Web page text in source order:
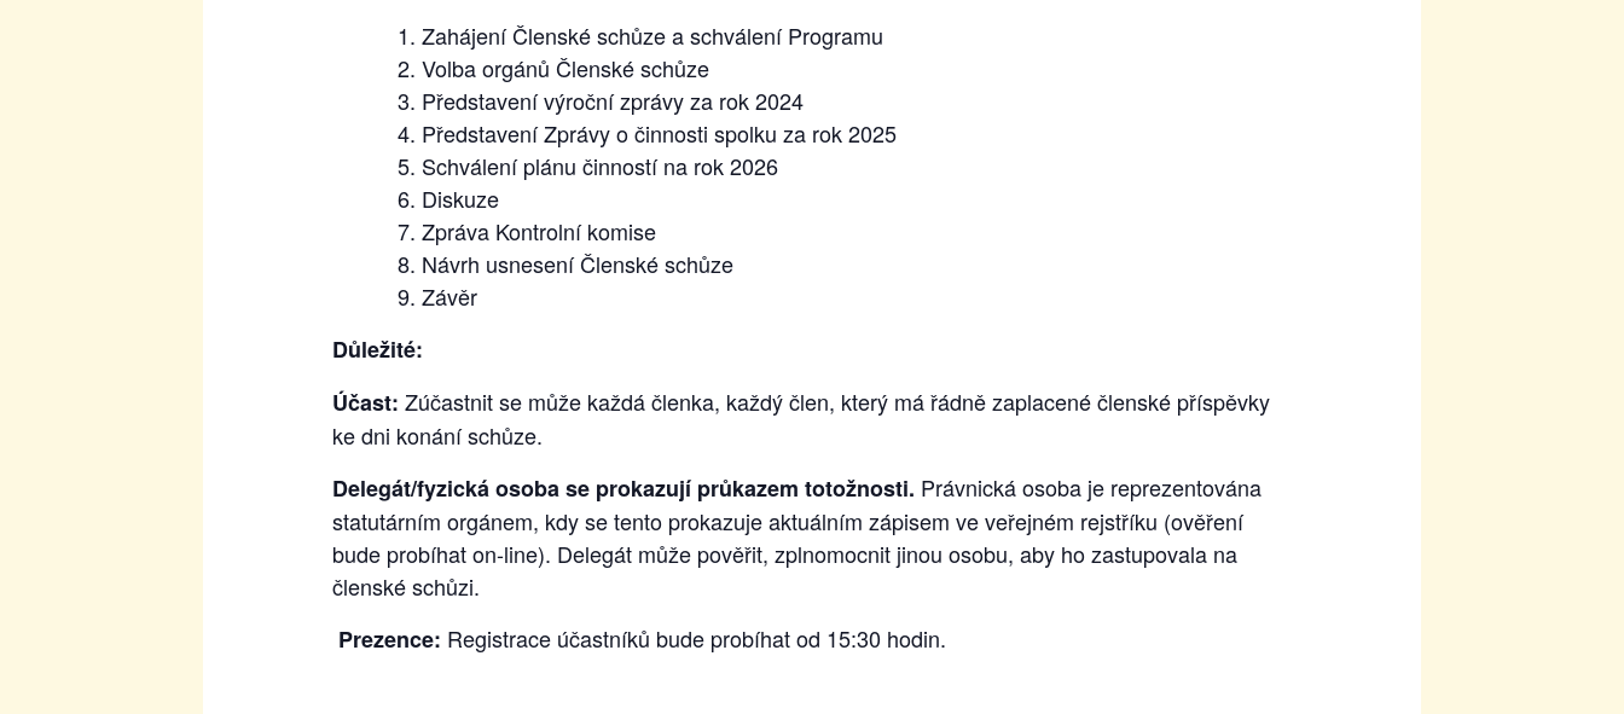
Zahájení Členské schůze a schválení Programu
Volba orgánů Členské schůze
Představení výroční zprávy za rok 2024
Představení Zprávy o činnosti spolku za rok 2025
Schválení plánu činností na rok 2026
Diskuze
Zpráva Kontrolní komise
Návrh usnesení Členské schůze
Závěr
Důležité:
Účast: Zúčastnit se může každá členka, každý člen, který má řádně zaplacené členské příspěvky
ke dni konání schůze.
Delegát/fyzická osoba se prokazují průkazem totožnosti. Právnická osoba je reprezentována
statutárním orgánem, kdy se tento prokazuje aktuálním zápisem ve veřejném rejstříku (ověření
bude probíhat on-line). Delegát může pověřit, zplnomocnit jinou osobu, aby ho zastupovala na
členské schůzi.
Prezence: Registrace účastníků bude probíhat od 15:30 hodin.